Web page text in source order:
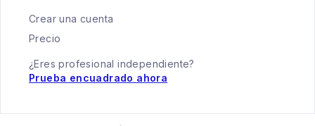
Crear una cuenta
Precio
¿Eres profesional independiente?
Prueba encuadrado ahora